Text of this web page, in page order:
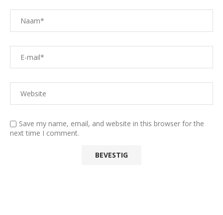
Save my name, email, and website in this browser for the
next time I comment.